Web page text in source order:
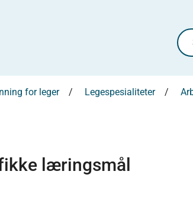
for leger Legespesialiteter
læringsmål